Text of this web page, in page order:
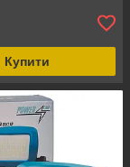
Купити